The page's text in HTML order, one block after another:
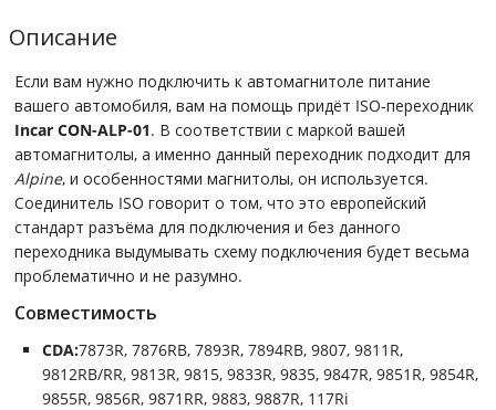
Описание
Если вам нужно подключить к автомагнитоле питание
вашего автомобиля, вам на помощь придёт ISO-переходник
Incar CON-ALP-01. В соответствии с маркой вашей
автомагнитолы, а именно данный переходник подходит для
Alpine, и особенностями магнитолы, он используется.
Соединитель ISO говорит о том, что это европейский
стандарт разъёма для подключения и без данного
переходника выдумывать схему подключения будет весьма
проблематично и не разумно.
Совместимость
CDA:7873R, 7876RB, 7893R, 7894RB, 9807, 9811R,
9812RB/RR, 9813R, 9815, 9833R, 9835, 9847R, 9851R, 9854R,
9855R, 9856R, 9871RR, 9883, 9887R, 117Ri